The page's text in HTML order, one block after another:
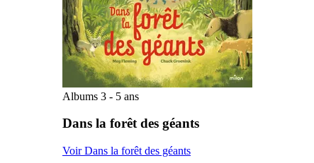
Albums 3 - 5 ans
Dans la forêt des géants
Voir Dans la forêt des géants